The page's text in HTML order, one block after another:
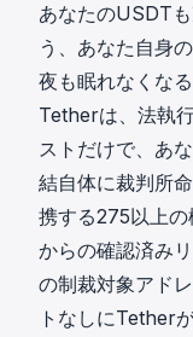
あなたのUSDT
う、あなた自身の
夜も眠れなくな
Tetherは、法執
ストだけで、あ
結自体に裁判所
携する275以上の
からの確認済み
の制裁対象アド
トなしにTether